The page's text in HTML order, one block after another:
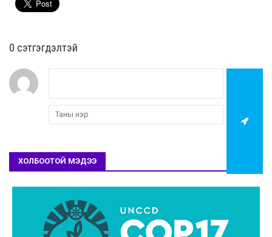
0 cэтгэгдэлтэй
ХОЛБООТОЙ МЭДЭЭ